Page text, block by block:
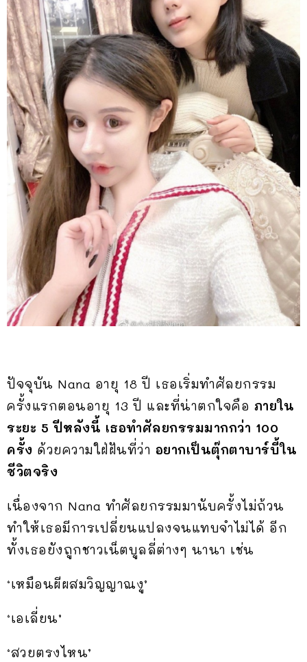
ปัจจุบัน Nana อายุ 18 ปี เธอเริ่มทำศัลยกรรม
ครั้งแรกตอนอายุ 13 ปี และที่น่าตกใจคือ ภายใน
ระยะ 5 ปีหลังนี้ เธอทำศัลยกรรมมากกว่า 100
ครั้ง ด้วยความใฝ่ฝันที่ว่า อยากเป็นตุ๊กตาบาร์บี้ใน
ชีวิตจริง
เนื่องจาก Nana ทำศัลยกรรมมานับครั้งไม่ถ้วน
ทำให้เธอมีการเปลี่ยนแปลงจนแทบจำไม่ได้ อีก
ทั้งเธอยังถูกชาวเน็ตบูลลี่ต่างๆ นานา เช่น
‘เหมือนผีผสมวิญญาณงู’
‘เอเลี่ยน’
‘สวยตรงไหน’